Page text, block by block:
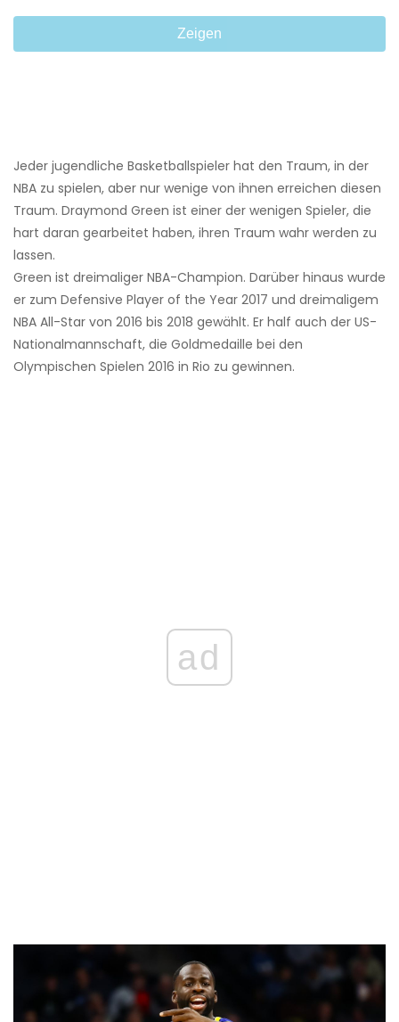
Zeigen
Jeder jugendliche Basketballspieler hat den Traum, in der
NBA zu spielen, aber nur wenige von ihnen erreichen diesen
Traum. Draymond Green ist einer der wenigen Spieler, die
hart daran gearbeitet haben, ihren Traum wahr werden zu
lassen.
Green ist dreimaliger NBA-Champion. Darüber hinaus wurde
er zum Defensive Player of the Year 2017 und dreimaligem
NBA All-Star von 2016 bis 2018 gewählt. Er half auch der US-
Nationalmannschaft, die Goldmedaille bei den
Olympischen Spielen 2016 in Rio zu gewinnen.
ad